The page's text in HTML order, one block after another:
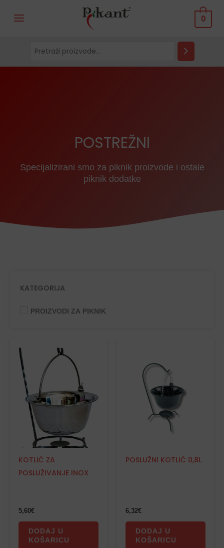
0
POSTREŽNI
Specijalizirani smo za piknik proizvode i ostale
piknik dodatke
KATEGORIJA
PROIZVODI ZA PIKNIK
EMAJLIRANI KOTLIĆI
KOTLIĆ ZA
POSLUŽIVANJE INOX
5,60€
DODAJ U
KOŠARICU
POSLUŽNI KOTLIĆ 0,8L
6,32€
DODAJ U
KOŠARICU